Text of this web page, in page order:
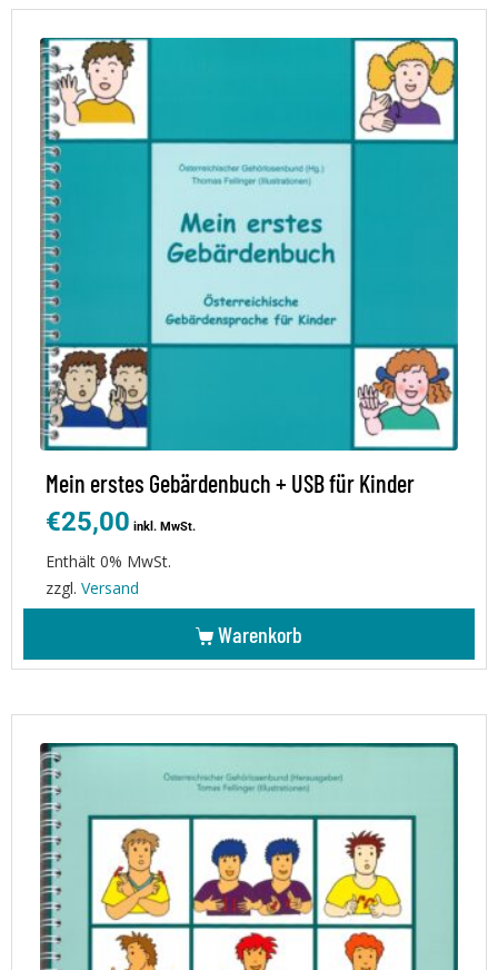
Mein erstes Gebärdenbuch + USB für Kinder
€25,00 inkl. MwSt.
Enthält 0% MwSt.
zzgl. Versand